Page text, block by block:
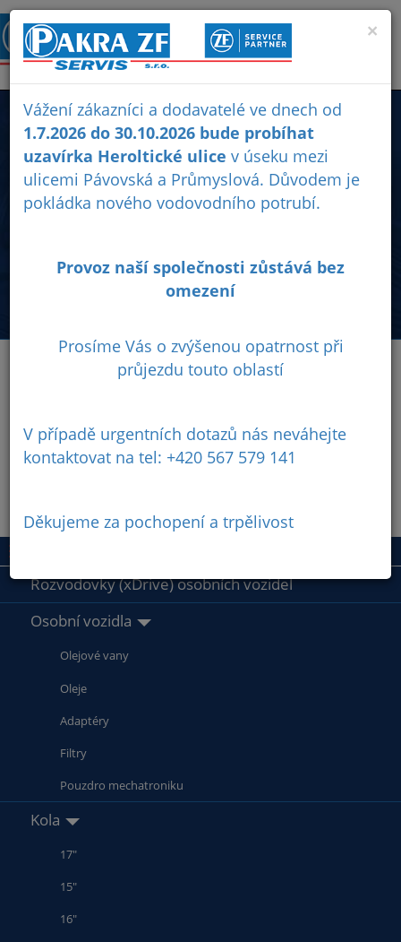
E-SHOP
Prodej originálních náhradních dílů ZF, rozvodovek (xDrive)
osobních vozidel BMW, Audi, Jeep, Chevrolet, Land Rover,
0
Obchodní
Rozvodovky (xDrive) osobních vozidel
Osobní vozidla
Olejové vany
Oleje
Adaptéry
Filtry
Pouzdro mechatroniku
Kola
17"
15"
16"
×
Vážení zákazníci a dodavatelé ve dnech od
1.7.2026 do 30.10.2026 bude probíhat
uzavírka Heroltické ulice v úseku mezi
ulicemi Pávovská a Průmyslová. Důvodem je
pokládka nového vodovodního potrubí.
Provoz naší společnosti zůstává bez
omezení
Prosíme Vás o zvýšenou opatrnost při
průjezdu touto oblastí
V případě urgentních dotazů nás neváhejte
kontaktovat na tel: +420 567 579 141
Děkujeme za pochopení a trpělivost